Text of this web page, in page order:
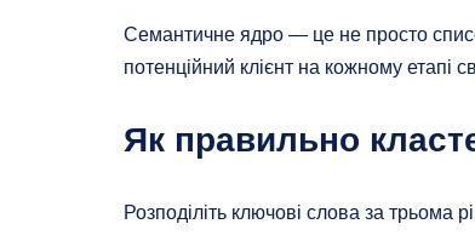
Семантичне ядро — це не просто
потенційний клієнт на кожному етапі
Як правильно
Розподіліть ключові слова за трьома